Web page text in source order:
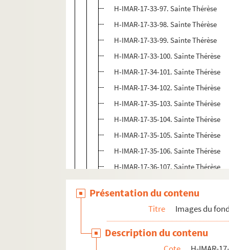
H-IMAR-17-33-97. Sainte Thérèse
H-IMAR-17-33-98. Sainte Thérèse
H-IMAR-17-33-99. Sainte Thérèse
H-IMAR-17-33-100. Sainte Thérèse
H-IMAR-17-34-101. Sainte Thérèse
H-IMAR-17-34-102. Sainte Thérèse
H-IMAR-17-35-103. Sainte Thérèse
H-IMAR-17-35-104. Sainte Thérèse
H-IMAR-17-35-105. Sainte Thérèse
H-IMAR-17-35-106. Sainte Thérèse
H-IMAR-17-36-107. Sainte Thérèse
H-IMAR-17-36-108. Sainte Thérèse
H-IMAR-17-37-109. Sainte Thérèse
H-IMAR-17-37-110. Sainte Thérèse
H-IMAR-17-37-111. Sainte Thérèse
H-IMAR-17-37-112. Sainte Thérèse
Présentation du contenu
Titre Images du
Description du contenu